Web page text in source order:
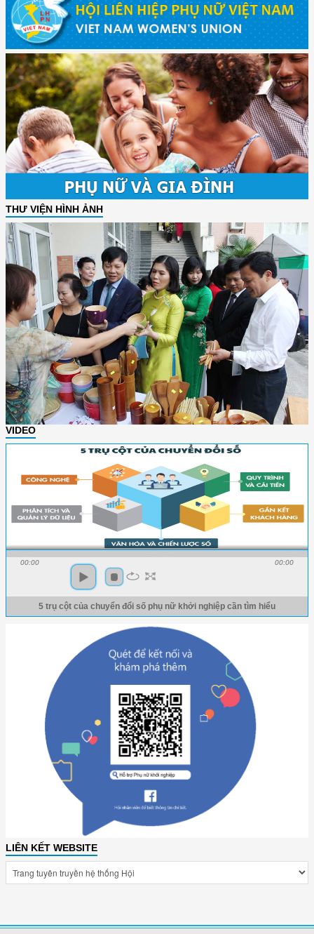
THƯ VIỆN HÌNH ẢNH
VIDEO
00:00 00:00
5 trụ cột của chuyển đổi số phụ nữ khởi nghiệp cần tìm hiểu
LIÊN KẾT WEBSITE